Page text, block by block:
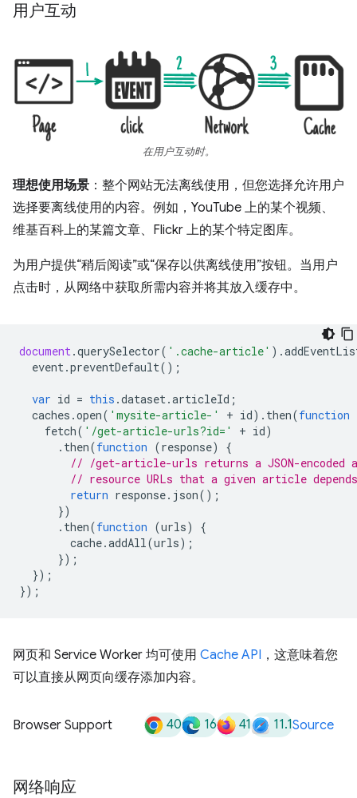
用户互动
在用户互动时。
理想使用场景 ：整个网站无法离线使用，但您选择允许用户
选择要离线使用的内容。例如，YouTube 上的某个视频、
维基百科上的某篇文章、Flickr 上的某个特定图库。
为用户提供“稍后阅读”或“保存以供离线使用”按钮。当用户
点击时，从网络中获取所需内容并将其放入缓存中。
document .querySelector( '.cache-article' ).
event .preventDefault();
var id = this .dataset .articleId ;
caches .open( 'mysite-article-' + id). then(function
fetch( '/get-article-urls?id=' + id)
. then(function (response)
{
// /get-article-urls returns a JSON-encoded
// resource URLs that a given article
return response. json();
})
. then(function (urls)
{
cache.addAll (urls);
});
});
});
网页和 Service Worker 均可使用 Cache API ，这意味着您
可以直接从网页向缓存添加内容。
Browser Support 40 16 41 11.1Source
网络响应